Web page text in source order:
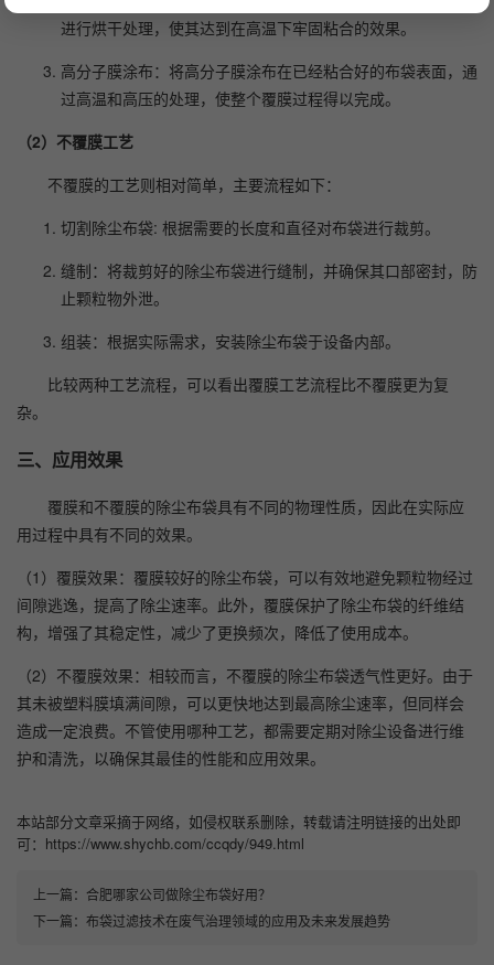
进行烘干处理，使其达到在高温下牢固粘合的效果。
高分子膜涂布：将高分子膜涂布在已经粘合好的布袋表面，通
过高温和高压的处理，使整个覆膜过程得以完成。
（2）不覆膜工艺
不覆膜的工艺则相对简单，主要流程如下：
切割除尘布袋: 根据需要的长度和直径对布袋进行裁剪。
缝制：将裁剪好的除尘布袋进行缝制，并确保其口部密封，防
止颗粒物外泄。
组装：根据实际需求，安装除尘布袋于设备内部。
比较两种工艺流程，可以看出覆膜工艺流程比不覆膜更为复
杂。
三、应用效果
覆膜和不覆膜的除尘布袋具有不同的物理性质，因此在实际应
用过程中具有不同的效果。
（1）覆膜效果：覆膜较好的除尘布袋，可以有效地避免颗粒物经过
间隙逃逸，提高了除尘速率。此外，覆膜保护了除尘布袋的纤维结
构，增强了其稳定性，减少了更换频次，降低了使用成本。
（2）不覆膜效果：相较而言，不覆膜的除尘布袋透气性更好。由于
其未被塑料膜填满间隙，可以更快地达到最高除尘速率，但同样会
造成一定浪费。不管使用哪种工艺，都需要定期对除尘设备进行维
护和清洗，以确保其最佳的性能和应用效果。
本站部分文章采摘于网络，如侵权联系删除，转载请注明链接的出处即
可：https://www.shychb.com/ccqdy/949.html
上一篇： 合肥哪家公司做除尘布袋好用？
下一篇： 布袋过滤技术在废气治理领域的应用及未来发展趋势